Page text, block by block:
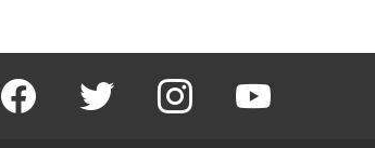
facebook twitter instagram youtube